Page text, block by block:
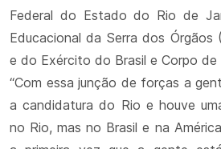
Federal do Estado do Rio de
Educacional da Serra dos Órgãos
e do Exército do Brasil e Corpo de
“Com essa junção de forças a
a candidatura do Rio e houve
no Rio, mas no Brasil e na